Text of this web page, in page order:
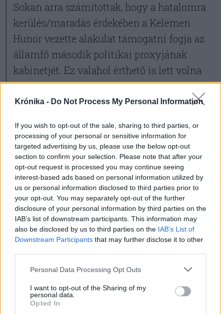
Krónika - Do Not Process My Personal Information
If you wish to opt-out of the sale, sharing to third parties, or
processing of your personal or sensitive information for
targeted advertising by us, please use the below opt-out
section to confirm your selection. Please note that after your
opt-out request is processed you may continue seeing
interest-based ads based on personal information utilized by
us or personal information disclosed to third parties prior to
your opt-out. You may separately opt-out of the further
disclosure of your personal information by third parties on the
IAB’s list of downstream participants. This information may
also be disclosed by us to third parties on the IAB’s List of
Downstream Participants that may further disclose it to other
Personal Data Processing Opt Outs
I want to opt-out of the Sharing of my
personal data.
Opted In
Sokan arra számítottak, hogy a hatalomra
kerülés/maradás érdekében a Kelemen
Hunor vezette alakulat támogatni fogja az
államfő második politikai proxyjának
kabinetjét. Ez valahol érthető is lett volna
annak ismeretében, hogy
az RMDSZ immár három évtizede
kormányban való részvételre,
háromszéki vezetői pedig jó kapcsolatot
ápolnak a Brassó megyei önkormányzat
elnöki tisztségét ellátó Veșteával,
Romániának sürgősen stabilitásra van
szüksége.
Csakhogy az RMDSZ nem tehette meg,
hogy olyan kabinet beiktatását támogatja
amely az AUR-hoz hasonló szélsőségesen
nacionalista elveket valló szélsőjobb
törpepártok voksainak köszönhetően